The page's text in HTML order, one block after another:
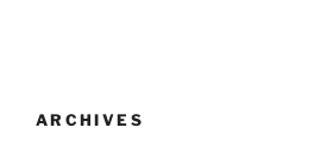
ARCHIVES